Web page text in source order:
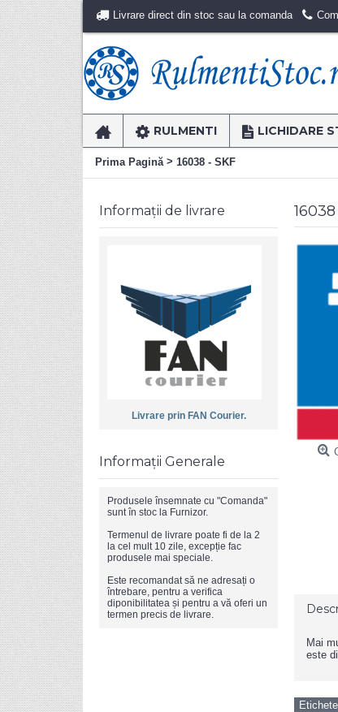
Livrare direct din stoc sau la comanda
RULMENTI LICHIDARE
Prima Pagină > 16038 - SKF
Informații de livrare
Livrare prin FAN Courier.
Informații Generale
Produsele însemnate cu "Comanda"
sunt în stoc la Furnizor.
Termenul de livrare poate fi de la 2
la cel mult 10 zile, excepție fac
produsele mai speciale.
Este recomandat să ne adresați o
întrebare, pentru a verifica
diponibilitatea și pentru a vă oferi un
termen precis de livrare.
Mai
este